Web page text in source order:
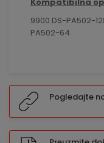
9900 DS-PA502-
PA502-64
Pogledajte